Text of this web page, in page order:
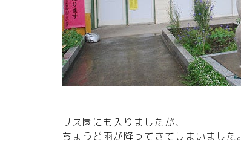
リス園にも入りましたが、
ちょうど雨が降ってきてしまいました。